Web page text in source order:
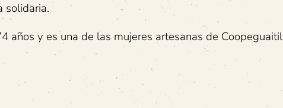
solidaria.
años y es una de las mujeres artesanas de Coopeguaitil